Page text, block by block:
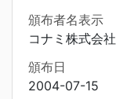
頒布者名表示
コナミ株式会社
頒布日
2004-07-15